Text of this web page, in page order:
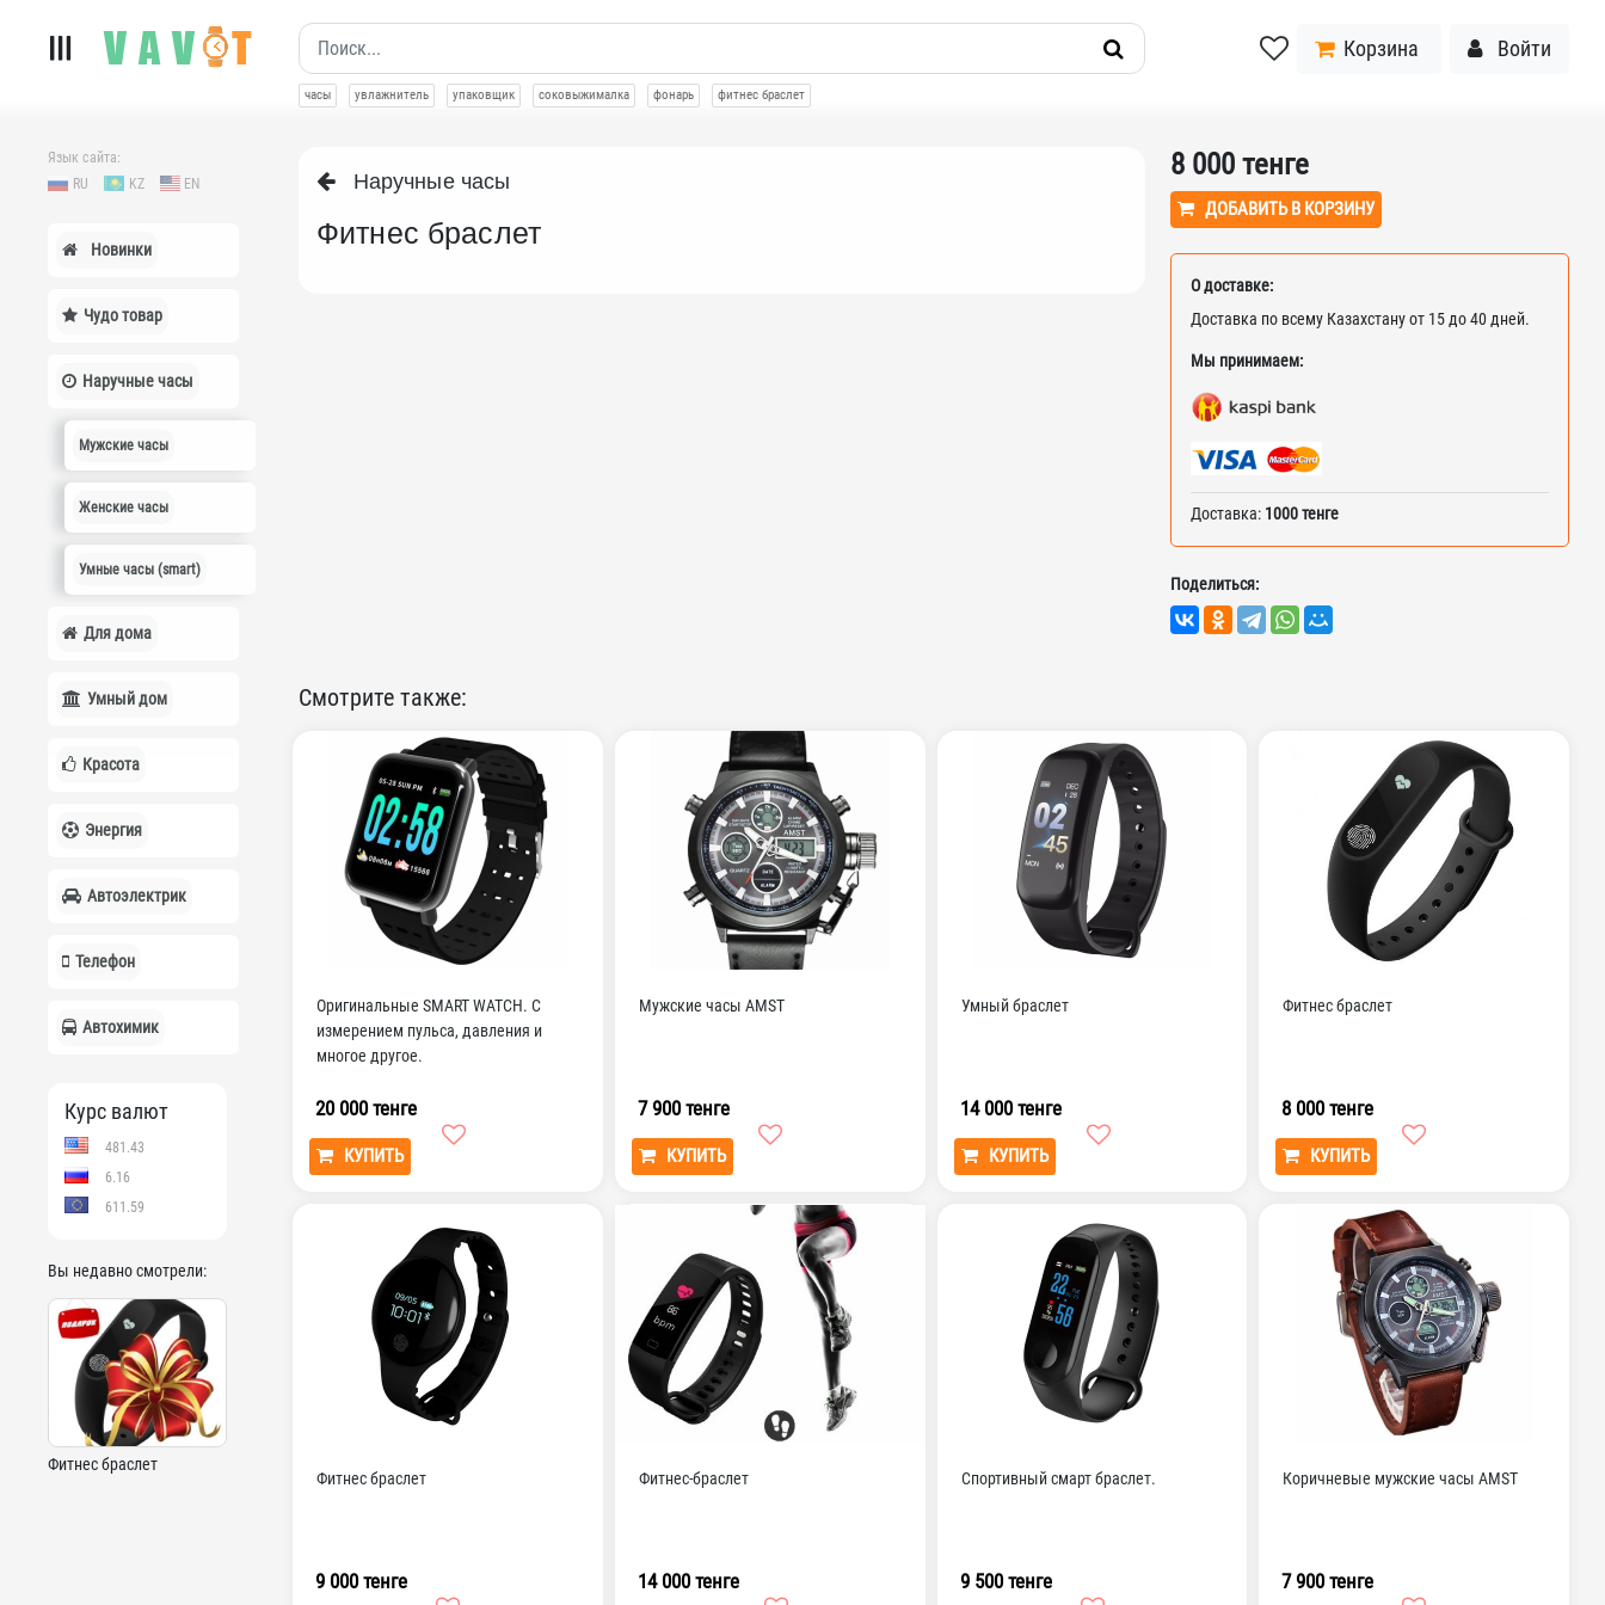
часы увлажнитель упаковщик соковыжималка фонарь фитнес браслет
Корзина Войти
Язык сайта:
RU
KZ EN
Новинки
Чудо товар
Наручные часы
Мужские часы
Женские часы
Умные часы (smart)
Для дома
Умный дом
Красота
Энергия
Автоэлектрик
Телефон
Автохимик
Курс валют
481.43
6.16
611.59
Вы недавно смотрели:
Фитнес браслет
Наручные часы
Фитнес браслет
8 000 тенге
ДОБАВИТЬ В КОРЗИНУ
О доставке:
Доставка по всему Казахстану от 15 до 40 дней.
Мы принимаем:
Доставка: 1000 тенге
Поделиться:
Смотрите также:
Оригинальные SMART WATCH. С
измерением пульса, давления и
многое другое.
20 000 тенге
КУПИТЬ
Мужские часы AMST
7 900 тенге
КУПИТЬ
Умный браслет
14 000 тенге
КУПИТЬ
Фитнес браслет
8 000 тенге
КУПИТЬ
Фитнес браслет
9 000 тенге
Фитнес-браслет
14 000 тенге
Спортивный смарт браслет.
9 500 тенге
Коричневые мужские часы AMST
7 900 тенге